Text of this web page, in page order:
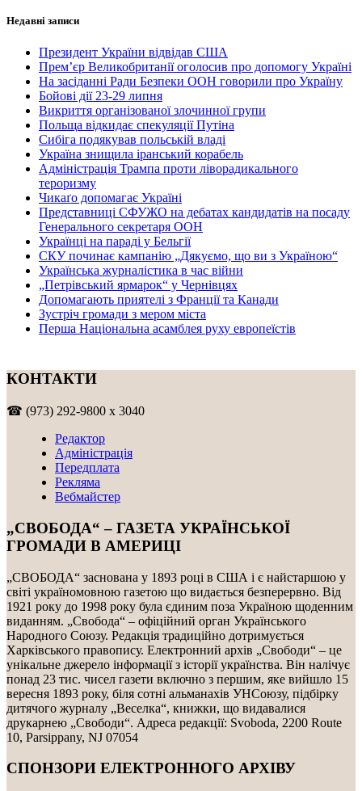
Недавні записи
Президент України відвідав США
Прем’єр Великобританії оголосив про допомогу Україні
На засіданні Ради Безпеки ООН говорили про Україну
Бойові дії 23-29 липня
Викриття організованої злочинної групи
Польща відкидає спекуляції Путіна
Сибіга подякував польській владі
Україна знищила іранський корабель
Адміністрація Трампа проти ліворадикального
тероризму
Чикаґо допомагає Україні
Представниці СФУЖО на дебатах кандидатів на посаду
Генерального секретаря ООН
Українці на параді у Бельгії
СКУ починає кампанію „Дякуємо, що ви з Україною“
Українська журналістика в час війни
„Петрівський ярмарок“ у Чернівцях
Допомагають приятелі з Франції та Канади
Зустріч громади з мером міста
Перша Національна асамблея руху европеїстів
КОНТАКТИ
☎ (973) 292-9800 x 3040
Редактор
Адміністрація
Передплата
Рекляма
Вебмайстер
„СВОБОДА“ – ГАЗЕТА УКРАЇНСЬКОЇ
ГРОМАДИ В АМЕРИЦІ
„СВОБОДА“ заснована у 1893 році в США і є найстаршою у
світі україномовною газетою що видається безперервно. Від
1921 року до 1998 року була єдиним поза Україною щоденним
виданням. „Свобода“ – офіційний орган Українського
Народного Союзу. Редакція традиційно дотримується
Харківського правопису. Електронний архів „Свободи“ – це
унікальне джерело інформації з історії українства. Він налічує
понад 23 тис. чисел газети включно з першим, яке вийшло 15
вересня 1893 року, біля сотні альманахів УНСоюзу, підбірку
дитячого журналу „Веселка“, книжки, що видавалися
друкарнею „Свободи“. Адреса редакції: Svoboda, 2200 Route
10, Parsippany, NJ 07054
СПОНЗОРИ ЕЛЕКТРОННОГО АРХІВУ